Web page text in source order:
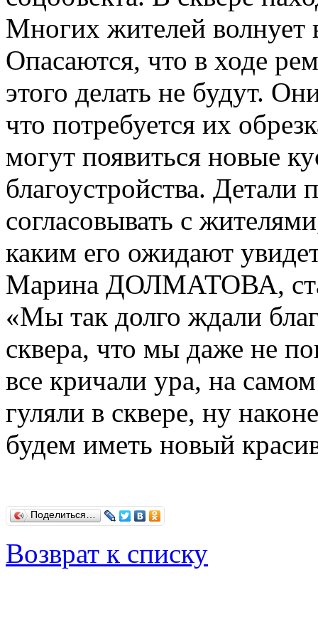
Многих жителей волнует
Опасаются, что в ходе
этого делать не будут.
что потребуется их
могут появиться новые
благоустройства.
согласовывать с
каким его ожидают
Марина ДОЛМАТОВА,
«Мы так долго ждали
сквера, что мы даже не
все кричали ура, на
гуляли в сквере, ну
будем иметь новый
Поделиться…
Возврат к списку